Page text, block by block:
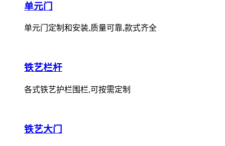
单元门
单元门定制和安装,质量可靠,款式齐全
铁艺栏杆
各式铁艺护栏围栏,可按需定制
铁艺大门